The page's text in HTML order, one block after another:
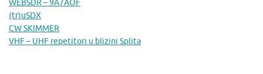
WEBSDR – 9A7AOF
(tr)uSDX
CW SKIMMER
VHF – UHF repetitori u blizini Splita